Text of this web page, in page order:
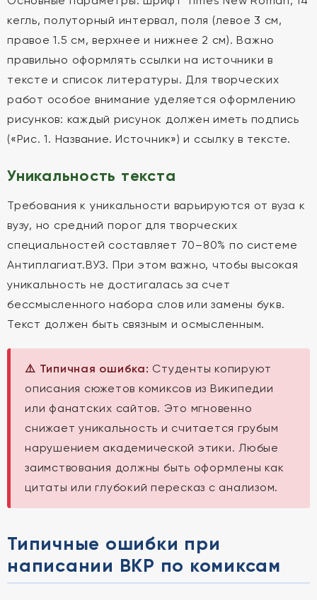
кегль, полуторный интервал, поля (левое 3 см,
правое 1.5 см, верхнее и нижнее 2 см). Важно
правильно оформлять ссылки на источники в
тексте и список литературы. Для творческих
работ особое внимание уделяется оформлению
рисунков: каждый рисунок должен иметь подпись
(«Рис. 1. Название. Источник») и ссылку в тексте.
Уникальность текста
Требования к уникальности варьируются от вуза к
вузу, но средний порог для творческих
специальностей составляет 70–80% по системе
Антиплагиат.ВУЗ. При этом важно, чтобы высокая
уникальность не достигалась за счет
бессмысленного набора слов или замены букв.
Текст должен быть связным и осмысленным.
⚠️ Типичная ошибка: Студенты копируют
описания сюжетов комиксов из Википедии
или фанатских сайтов. Это мгновенно
снижает уникальность и считается грубым
нарушением академической этики. Любые
заимствования должны быть оформлены как
цитаты или глубокий пересказ с анализом.
Типичные ошибки при
написании ВКР по комиксам